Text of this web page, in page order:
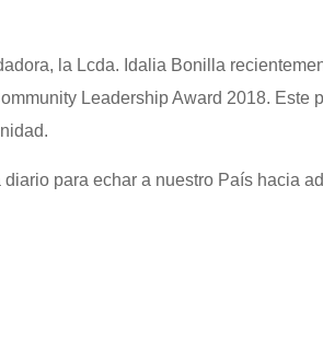
la Lcda. Idalia Bonilla
Leadership Award 2018. Este
para echar a nuestro País hacia